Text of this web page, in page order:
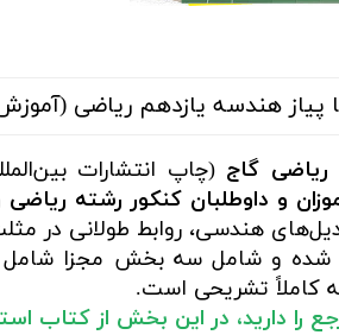
پیاز هندسه یازدهم ریاضی
ریاضی گاج (چاپ انتشارات
و داوطلبان کنکور رشته
هندسی، روابط طولانی در
شده و شامل سه بخش مجزا شامل
کاملاً تشریحی است.
را دارید، در این بخش از کتاب